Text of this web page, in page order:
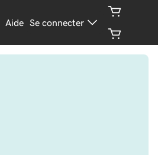
Aide Se connecter